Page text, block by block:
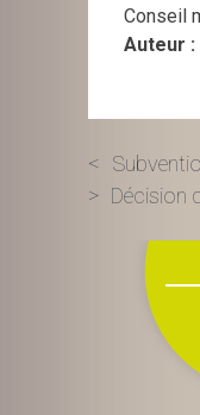
Conseil
Auteur :
deDécision